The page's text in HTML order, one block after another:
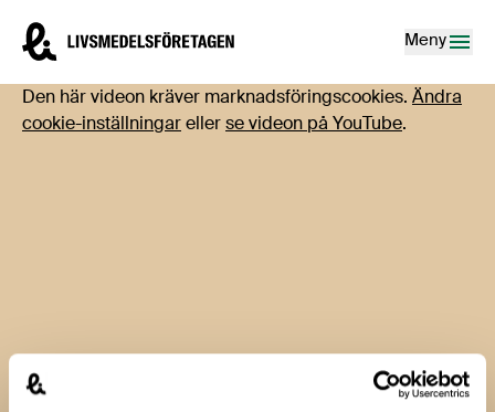
Livsmedelsföretagen – till startsidan
Meny
Den här videon kräver marknadsföringscookies. Ändra
cookie-inställningarellerse videon på YouTube.